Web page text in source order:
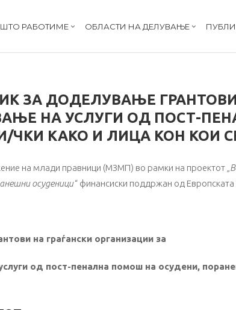
ШТО РАБОТИМЕ ОБЛАСТИ НА ДЕЛУВАЊЕ
ЗА ДОДЕЛУВАЊЕ
НА УСЛУГИ ОД ПОСТ-
ЧКИ КАКО И ЛИЦА КОН КОИ
на млади правници (МЗМП) во рамки на проектот „
осуденици“ финансиски поддржан од Европската
на граѓански организации за
од пост-пенална помош на осудени,